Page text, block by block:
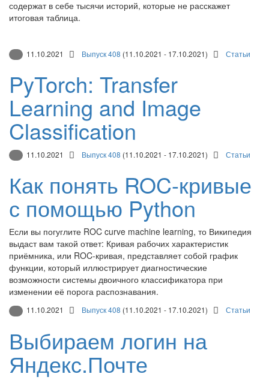
содержат в себе тысячи историй, которые не расскажет
итоговая таблица.
11.10.2021 Выпуск 408 (11.10.2021 - 17.10.2021) Статьи
PyTorch: Transfer
Learning and Image
Classification
11.10.2021 Выпуск 408 (11.10.2021 - 17.10.2021) Статьи
Как понять ROC-кривые
с помощью Python
Если вы погуглите ROC curve machine learning, то Википедия
выдаст вам такой ответ: Кривая рабочих характеристик
приёмника, или ROC-кривая, представляет собой график
функции, который иллюстрирует диагностические
возможности системы двоичного классификатора при
изменении её порога распознавания.
11.10.2021 Выпуск 408 (11.10.2021 - 17.10.2021) Статьи
Выбираем логин на
Яндекс.Почте